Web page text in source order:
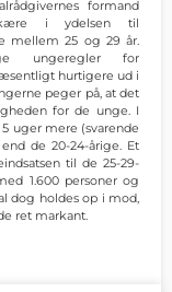
formand
i ydelsen til
mellem 25 og 29 år.
ungeregler for
hurtigere ud i
peger på, at det
for de unge. I
uger mere (svarende
de 20-24-årige. Et
til de 25-29-
1.600 personer og
dog holdes op i mod,
ret markant.